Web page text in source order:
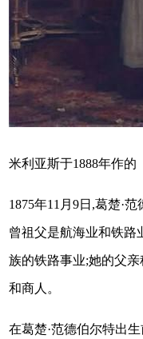
米利亚斯于1888年作的
1875年11月9日,葛楚·
曾祖父是航海业和铁路
族的铁路事业;她的父
和商人。
在葛楚·范德伯尔特出